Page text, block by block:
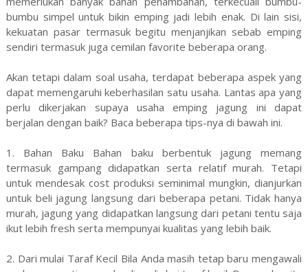
bumbu simpel untuk bikin emping jadi lebih enak. Di lain sisi,
kekuatan pasar termasuk begitu menjanjikan sebab emping
sendiri termasuk juga cemilan favorite beberapa orang.
Akan tetapi dalam soal usaha, terdapat beberapa aspek yang
dapat memengaruhi keberhasilan satu usaha. Lantas apa yang
perlu dikerjakan supaya usaha emping jagung ini dapat
berjalan dengan baik? Baca beberapa tips-nya di bawah ini.
1. Bahan Baku Bahan baku berbentuk jagung memang
termasuk gampang didapatkan serta relatif murah. Tetapi
untuk mendesak cost produksi seminimal mungkin, dianjurkan
untuk beli jagung langsung dari beberapa petani. Tidak hanya
murah, jagung yang didapatkan langsung dari petani tentu saja
ikut lebih fresh serta mempunyai kualitas yang lebih baik.
2. Dari mulai Taraf Kecil Bila Anda masih tetap baru mengawali